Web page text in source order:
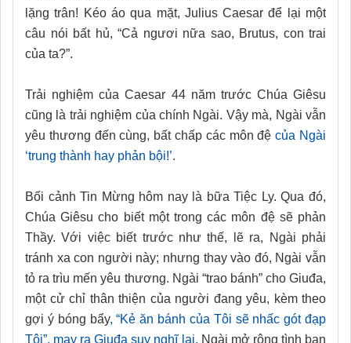
lặng trân! Kéo áo qua mặt, Julius Caesar để lại một
câu nói bất hủ, “Cả ngươi nữa sao, Brutus, con trai
của ta?”.
Trải nghiệm của Caesar 44 năm trước Chúa Giêsu
cũng là trải nghiệm của chính Ngài. Vậy mà, Ngài vẫn
yêu thương đến cùng, bất chấp các môn đệcủa Ngài
‘trung thành hay phản bội!’.
Bối cảnh Tin Mừng hôm nay là bữa Tiệc Ly. Qua đó,
Chúa Giêsu cho biết một trong các môn đệ sẽ phản
Thầy. Với việc biết trước như thế, lẽ ra, Ngài phải
tránh xa con người này; nhưng thay vào đó, Ngài vẫn
tỏ ra trìu mến yêu thương. Ngài “trao bánh” cho Giuđa,
một cử chỉ thân thiện của người đang yêu, kèm theo
gợi ý bóng bẩy, “Kẻ ăn bánh của Tôi sẽ nhấc gót đạp
Tôi”, may ra Giuđa suy nghĩ lại. Ngài mở rộng tình bạn